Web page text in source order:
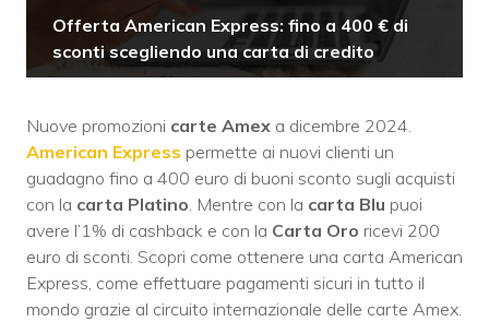
Offerta American Express: fino a 400 € di
sconti scegliendo una carta di credito
Nuove promozioni carte Amex a dicembre 2024.
American Express permette ai nuovi clienti un
guadagno fino a 400 euro di buoni sconto sugli acquisti
con la carta Platino . Mentre con la carta Blu puoi
avere l’1% di cashback e con la Carta Oro ricevi 200
euro di sconti. Scopri come ottenere una carta American
Express, come effettuare pagamenti sicuri in tutto il
mondo grazie al circuito internazionale delle carte Amex.